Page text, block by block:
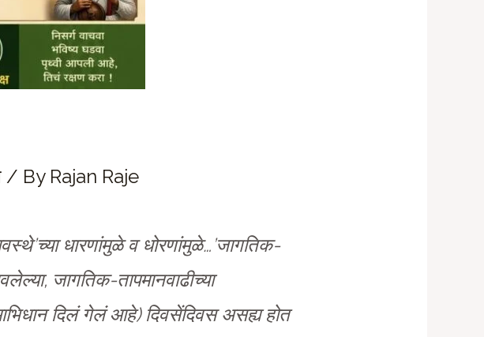
/ By Rajan Raje
धारणांमुळे व धोरणांमुळे…’जागतिक-
जागतिक-तापमानवाढीच्या
दिलं गेलं आहे) दिवसेंदिवस असह्य होत